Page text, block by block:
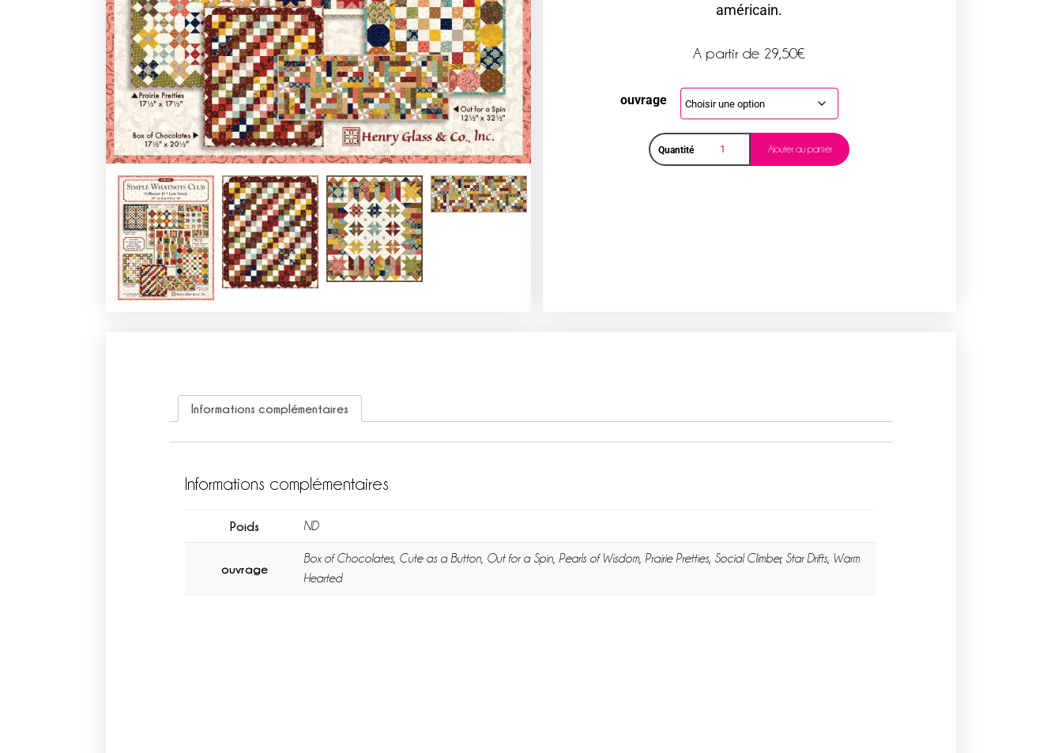
américain.
A partir de 29,50€
ouvrage
Quantité Ajouter au panier
Informations complémentaires
Informations complémentaires
Poids ND
ouvrage
Box of Chocolates, Cute as a Button, Out for a Spin, Pearls of Wisdom, Prairie Pretties, Social Climber, Star Drifts, Warm
Hearted